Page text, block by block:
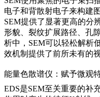
电子和背散射电子来构建
SEM提供了显著更高的分
形貌、裂纹扩展路径、孔
析中，SEM可以轻松解析
效机制提供了前所未有的
能量色散谱仪：赋予微观
EDS是SEM至关重要的补